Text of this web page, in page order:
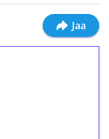
Jaa